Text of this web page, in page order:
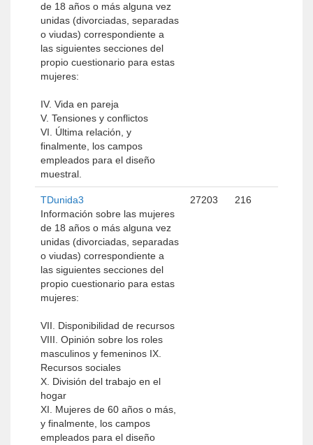
de 18 años o más alguna vez
unidas (divorciadas, separadas
o viudas) correspondiente a
las siguientes secciones del
propio cuestionario para estas
mujeres:
IV. Vida en pareja
V. Tensiones y conflictos
VI. Última relación, y
finalmente, los campos
empleados para el diseño
muestral.
TDunida3
Información sobre las mujeres
de 18 años o más alguna vez
unidas (divorciadas, separadas
o viudas) correspondiente a
las siguientes secciones del
propio cuestionario para estas
mujeres:
VII. Disponibilidad de recursos
VIII. Opinión sobre los roles
masculinos y femeninos IX.
Recursos sociales
X. División del trabajo en el
hogar
XI. Mujeres de 60 años o más,
y finalmente, los campos
empleados para el diseño
27203 216